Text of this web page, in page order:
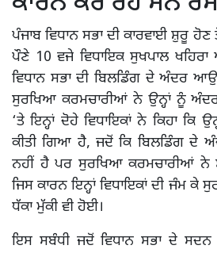
ਪੰਜਾਬ ਵਿਧਾਨ ਸਭਾ ਦੀ ਕਾਰਵਾਈ ਸ਼ੁਰੂ
ਪੌਣੇ 10 ਵਜੇ ਵਿਧਾਇਕ ਸੁਖਪਾਲ
ਵਿਧਾਨ ਸਭਾ ਦੀ ਬਿਲਡਿੰਗ ਦੇ ਅੰਦਰ
ਸੁਰਖਿਆ ਕਰਮਚਾਰੀਆਂ ਨੇ ਉਨ੍ਹਾਂ ਨੂੰ
‘ਤੇ ਇਨ੍ਹਾਂ ਦੋਹੇ ਵਿਧਾਇਕਾਂ ਨੇ ਕਿਹਾ ਕਿ
ਕੀਤੀ ਗਿਆ ਹੈ, ਜਦੋਂ ਕਿ ਬਿਲਡਿੰਗ ਦੇ
ਨਹੀਂ ਹੈ ਪਰ ਸੁਰਖਿਆ ਕਰਮਚਾਰੀਆਂ ਨੇ
ਜਿਸ ਕਾਰਨ ਇਨ੍ਹਾਂ ਵਿਧਾਇਕਾਂ ਦੀ ਜੰਮ ਕੇ
ਧੱਕਾ ਮੁੱਕੀ ਵੀ ਹੋਈ।
ਇਸ ਸਬੰਧੀ ਜਦੋਂ ਵਿਧਾਨ ਸਭਾ ਦੇ